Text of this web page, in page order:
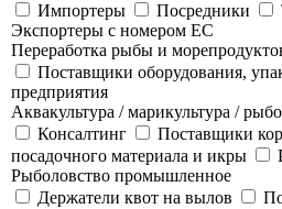
Импортеры
Посредники
Экспортеры с номером ЕС
Переработка рыбы и
Поставщики оборудования,
предприятия
Аквакультура / марикультура /
Консалтинг
Поставщики
посадочного материала и икры
Рыболовство промышленное
Держатели квот на вылов